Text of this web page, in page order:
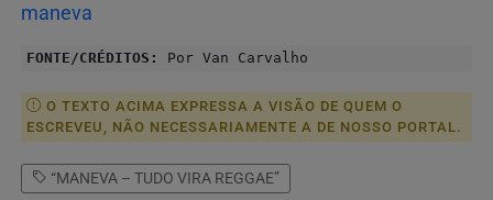
maneva
FONTE/CRÉDITOS: Por Van Carvalho
O TEXTO ACIMA EXPRESSA A VISÃO DE QUEM O
ESCREVEU, NÃO NECESSARIAMENTE A DE NOSSO PORTAL.
“MANEVA – TUDO VIRA REGGAE”